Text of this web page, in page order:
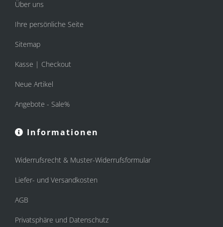
Über uns
Ihre persönliche Seite
Sitemap
Kasse | Checkout
Neue Artikel
Angebote - Sale%
Informationen
Widerrufsrecht & Muster-Widerrufsformular
Liefer- und Versandkosten
AGB
Privatsphäre und Datenschutz